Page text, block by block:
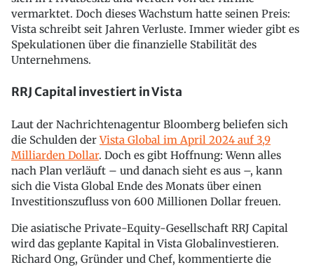
vermarktet. Doch dieses Wachstum hatte seinen Preis:
Vista schreibt seit Jahren Verluste. Immer wieder gibt es
Spekulationen über die finanzielle Stabilität des
Unternehmens.
RRJ Capital investiert in Vista
Laut der Nachrichtenagentur Bloomberg beliefen sich
die Schulden derVista Global im April 2024 auf 3,9
Milliarden Dollar. Doch es gibt Hoffnung: Wenn alles
nach Plan verläuft – und danach sieht es aus –, kann
sich die Vista Global Ende des Monats über einen
Investitionszufluss von 600 Millionen Dollar freuen.
Die asiatische Private-Equity-Gesellschaft RRJ Capital
wird das geplante Kapital in Vista Globalinvestieren.
Richard Ong, Gründer und Chef, kommentierte die